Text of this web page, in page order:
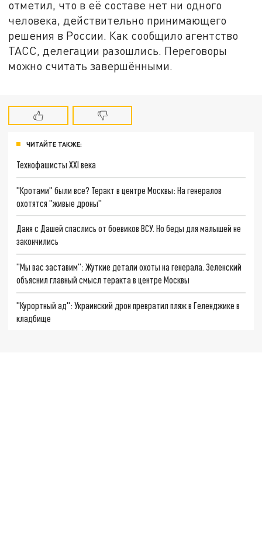
отметил, что в её составе нет ни одного
человека, действительно принимающего
решения в России. Как сообщило агентство
ТАСС, делегации разошлись. Переговоры
можно считать завершёнными.
ЧИТАЙТЕ ТАКЖЕ:
Технофашисты XXI века
"Кротами" были все? Теракт в центре Москвы: На генералов
охотятся "живые дроны"
Даня с Дашей спаслись от боевиков ВСУ. Но беды для малышей не
закончились
"Мы вас заставим": Жуткие детали охоты на генерала. Зеленский
объяснил главный смысл теракта в центре Москвы
"Курортный ад": Украинский дрон превратил пляж в Геленджике в
кладбище